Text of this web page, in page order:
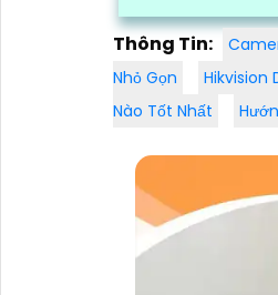
hợp loa và mic,
thông minh cho ra
lượng ban đêm
Thông Tin:
Nhỏ Gọn
Hikvision
Nào Tốt Nhất